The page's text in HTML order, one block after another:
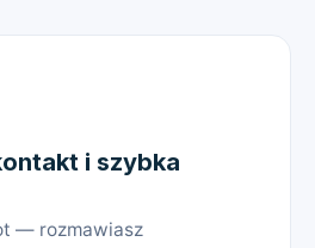
i szybka
— rozmawiasz